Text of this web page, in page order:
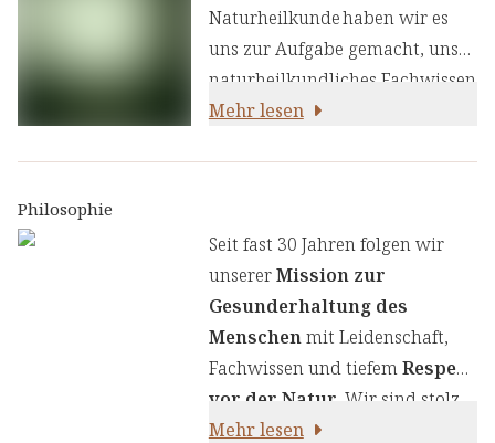
oder künstliche Wachmacher.
Naturheilkunde haben wir es
uns zur Aufgabe gemacht, unser
naturheilkundliches Fachwissen
und unsere Erfahrung mit den
Wir legen großen Wert auf
einen genauen Auswahlprozess
unserer Inhaltsstoffe, um Ihnen
sorgfältig zusammengestellte
Produkte zu liefern. Wir nutzen
die Kraft von Kräutern,
Pflanzenstoffen und anderen
Mehr lesen
Philosophie
Seit fast 30 Jahren folgen wir
unsererMission zur
Gesunderhaltung des
Menschenmit Leidenschaft,
Fachwissen und tiefemRespekt
vor der Natur . Wir sind stolz
darauf,naturreine Produkte
Mehr lesen